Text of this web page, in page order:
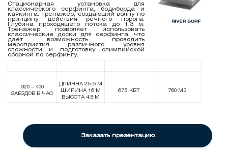
Стационарная установка для
классического серфинга, бодиборда и
каякинга. Тренажер, создающий волну по
принципу действия речного порога.
Глубина проходящего потока до 1,3 м.
Тренажер позволяет использовать
классические доски для серфинга, что
дает возможность проводить
мероприятия различного уровня
сложности и подготовку олимпийской
сборной по серфингу.
320 – 400
ЗАЕЗДОВ В ЧАС
ДЛИННА 25,6 М
ШИРИНА 16 М
ВЫСОТА 4,8 М
675 КВТ 760 М3
Заказать презентацию